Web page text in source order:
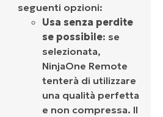
seguenti opzioni:
Usa senza perdite
se possibile: se
selezionata,
NinjaOne Remote
tenterà di utilizzare
una qualità perfetta
e non compressa. Il